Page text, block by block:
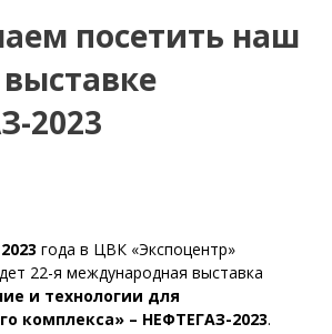
посетить наш
2023
года в ЦВК «Экспоцентр»
22-я международная выставка
и технологии для
комплекса» – НЕФТЕГАЗ-2023.